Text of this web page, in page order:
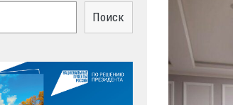
Поиск